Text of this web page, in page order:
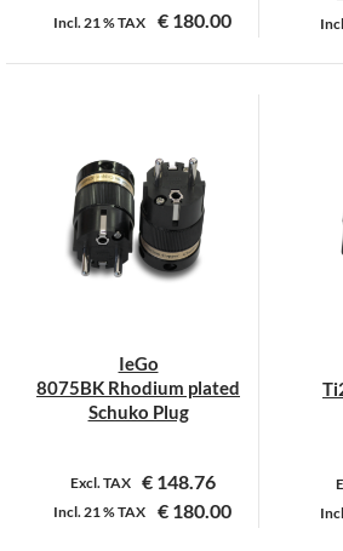
Incl.21 %TAX € 180.00
Dit
variaties.
Deze
optie
kan
de
productpagina
IeGo
8075BK Rhodium plated
Schuko Plug
Excl. TAX €148.76
Incl.21 %TAX € 180.00